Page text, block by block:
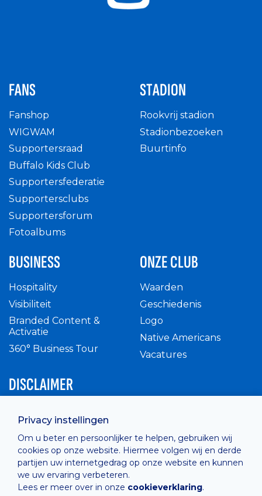
Privacy instellingen
Om u beter en persoonlijker te helpen, gebruiken wij
cookies op onze website. Hiermee volgen wij en derde
partijen uw internetgedrag op onze website en kunnen
we uw ervaring verbeteren.
Lees er meer over in onze cookieverklaring.
FANS
Fanshop
WIGWAM
Supportersraad
Buffalo Kids Club
Supportersfederatie
Supportersclubs
Supportersforum
Fotoalbums
STADION
Rookvrij stadion
Stadionbezoeken
Buurtinfo
BUSINESS
Hospitality
Visibiliteit
Branded Content &
Activatie
360° Business Tour
ONZE CLUB
Waarden
Geschiedenis
Logo
Native Americans
Vacatures
DISCLAIMER
Privacy Policy
Cashless
verkoopsvoorwaarden
Cookie Policy